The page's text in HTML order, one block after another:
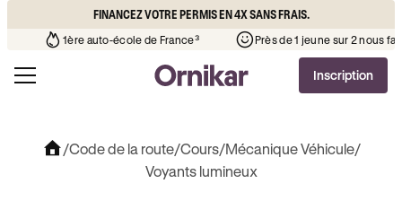
FINANCEZ VOTRE PERMIS EN 4X SANS FRAIS.
30% moins chère que l’auto-école de votre quartier¹ 1ère auto-
Inscription
/Code de la route/Cours/Mécanique Véhicule/
Voyants lumineux